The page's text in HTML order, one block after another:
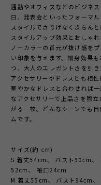
通勤やオフィスなどのビジネ
日、発表会といったフォーマ
スタイルでさりげなくきちんと
スタイルアップ効果とおしゃ
ノーカラーの首元が抜け感を
い印象を与えます。細身効果
つ、大人のエレガントさを引き
アクセサリーやドレスとも相性
華やかなドレスと合わせれば
なアクセサリーで上品さを際
がる一枚。どんなシーンでも
ムです。
サイズ(約 cm)
S 着丈54cm、 バスト90cm
52cm、 袖口24cm
M 着丈55cm、 バスト94cm